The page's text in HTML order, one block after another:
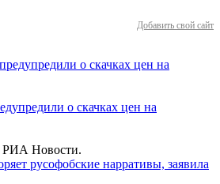
Добавить свой сайт
о скачках цен на
Новости.